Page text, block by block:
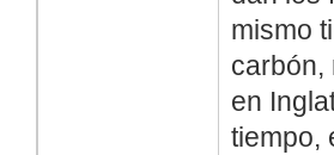
mismo
carbón,
en
tiempo,